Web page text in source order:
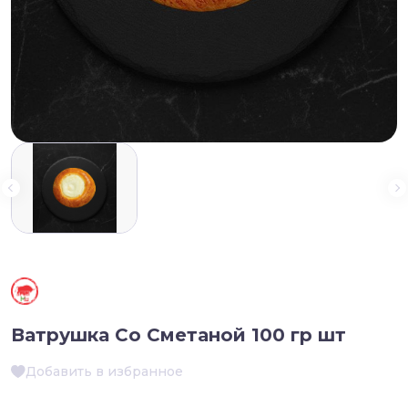
Ватрушка Со Сметаной 100 гр шт
Добавить в избранное